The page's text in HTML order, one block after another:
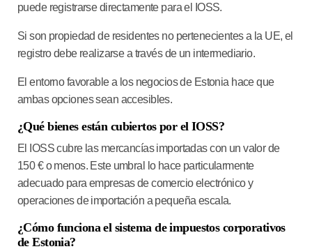
puede registrarse directamente para el IOSS.
Si son propiedad de residentes no pertenecientes a la UE, el
registro debe realizarse a través de un intermediario.
El entorno favorable a los negocios de Estonia hace que
ambas opciones sean accesibles.
¿Qué bienes están cubiertos por el IOSS?
El IOSS cubre las mercancías importadas con un valor de
150 € o menos. Este umbral lo hace particularmente
adecuado para empresas de comercio electrónico y
operaciones de importación a pequeña escala.
¿Cómo funciona el sistema de impuestos corporativos
de Estonia?